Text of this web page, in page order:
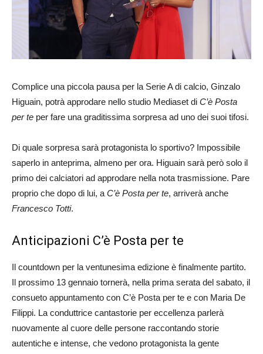
Complice una piccola pausa per la Serie A di calcio, Ginzalo
Higuain, potrà approdare nello studio Mediaset di C’è Posta
per te per fare una graditissima sorpresa ad uno dei suoi tifosi.
Di quale sorpresa sarà protagonista lo sportivo? Impossibile
saperlo in anteprima, almeno per ora. Higuain sarà però solo il
primo dei calciatori ad approdare nella nota trasmissione. Pare
proprio che dopo di lui, a C’è Posta per te, arriverà anche
Francesco Totti.
Anticipazioni C’è Posta per te
Il countdown per la ventunesima edizione è finalmente partito.
Il prossimo 13 gennaio tornerà, nella prima serata del sabato, il
consueto appuntamento con C’è Posta per te e con Maria De
Filippi. La conduttrice cantastorie per eccellenza parlerà
nuovamente al cuore delle persone raccontando storie
autentiche e intense, che vedono protagonista la gente